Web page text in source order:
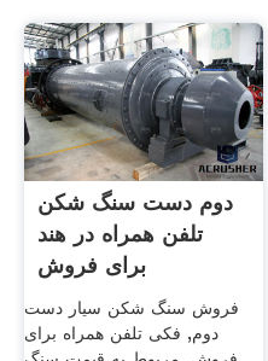
دوم دست سنگ شکن
تلفن همراه در هند
برای فروش
‫فروش سنگ شکن سيار دست
دوم, فکی تلفن همراه برای